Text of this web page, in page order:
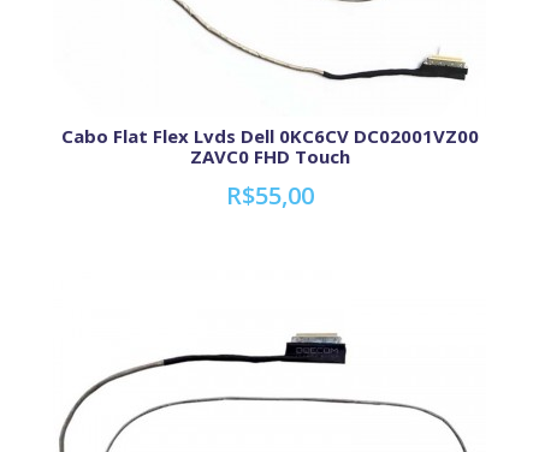
Cabo Flat Flex Lvds Dell 0KC6CV DC02001VZ00
ZAVC0 FHD Touch
R$55,00